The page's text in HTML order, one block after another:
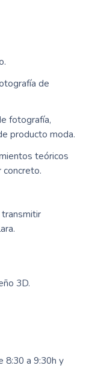
de
fotografía,
producto moda.
teóricos
concreto.
transmitir
3D.
8:30 a 9:30h y